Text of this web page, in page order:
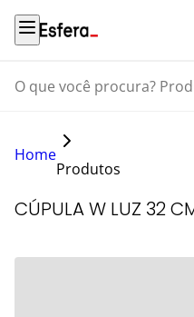
O que você procura?
Home
Produtos
CÚPULA W LUZ 32